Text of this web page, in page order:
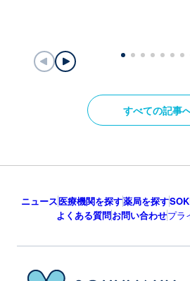
すべての記事
ニュース医療機関を探す薬局を探す
よくある質問お問い合わせプラ